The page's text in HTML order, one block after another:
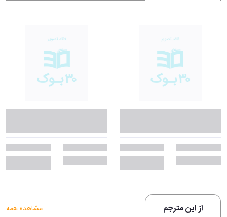
از این مترجم مشاهده همه